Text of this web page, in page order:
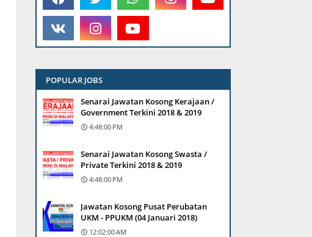
POPULAR JOBS
Senarai Jawatan Kosong Kerajaan /
Government Terkini 2018 & 2019
4:48:00 PM
Senarai Jawatan Kosong Swasta /
Private Terkini 2018 & 2019
4:48:00 PM
Jawatan Kosong Pusat Perubatan
UKM - PPUKM (04 Januari 2018)
12:02:00 AM